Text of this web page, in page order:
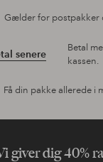
Gælder for postpakker
senere
Betal
kassen.
Få din pakke allerede i
giver dig 40%